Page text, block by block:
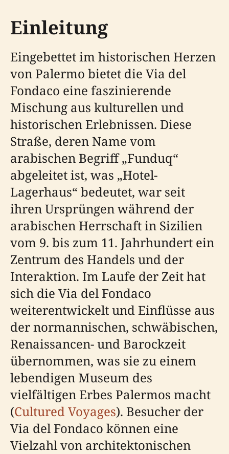
Einleitung
Eingebettet im historischen Herzen
von Palermo bietet die Via del
Fondaco eine faszinierende
Mischung aus kulturellen und
historischen Erlebnissen. Diese
Straße, deren Name vom
arabischen Begriff „Funduq“
abgeleitet ist, was „Hotel-
Lagerhaus“ bedeutet, war seit
ihren Ursprüngen während der
arabischen Herrschaft in Sizilien
vom 9. bis zum 11. Jahrhundert ein
Zentrum des Handels und der
Interaktion. Im Laufe der Zeit hat
sich die Via del Fondaco
weiterentwickelt und Einflüsse aus
der normannischen, schwäbischen,
Renaissancen- und Barockzeit
übernommen, was sie zu einem
lebendigen Museum des
vielfältigen Erbes Palermos macht
(Cultured Voyages). Besucher der
Via del Fondaco können eine
Vielzahl von architektonischen